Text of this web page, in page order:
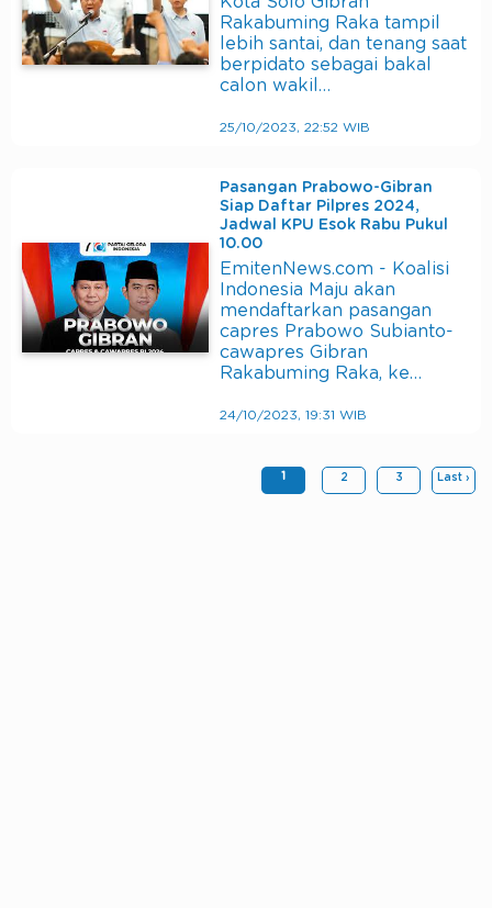
Rakabuming Raka tampil
lebih santai, dan tenang saat
berpidato sebagai bakal
calon wakil…
25/10/2023, 22:52 WIB
Pasangan Prabowo-Gibran
Siap Daftar Pilpres 2024,
Jadwal KPU Esok Rabu Pukul
10.00
EmitenNews.com - Koalisi
Indonesia Maju akan
mendaftarkan pasangan
capres Prabowo Subianto-
cawapres Gibran
Rakabuming Raka, ke…
24/10/2023, 19:31 WIB
1 2 3 Last ›